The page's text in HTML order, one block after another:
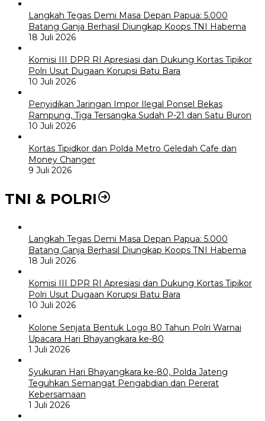
Langkah Tegas Demi Masa Depan Papua: 5.000
Batang Ganja Berhasil Diungkap Koops TNI Habema
18 Juli 2026
Komisi III DPR RI Apresiasi dan Dukung Kortas Tipikor
Polri Usut Dugaan Korupsi Batu Bara
10 Juli 2026
Penyidikan Jaringan Impor Ilegal Ponsel Bekas
Rampung, Tiga Tersangka Sudah P-21 dan Satu Buron
10 Juli 2026
Kortas Tipidkor dan Polda Metro Geledah Cafe dan
Money Changer
9 Juli 2026
TNI & POLRI
Langkah Tegas Demi Masa Depan Papua: 5.000
Batang Ganja Berhasil Diungkap Koops TNI Habema
18 Juli 2026
Komisi III DPR RI Apresiasi dan Dukung Kortas Tipikor
Polri Usut Dugaan Korupsi Batu Bara
10 Juli 2026
Kolone Senjata Bentuk Logo 80 Tahun Polri Warnai
Upacara Hari Bhayangkara ke-80
1 Juli 2026
Syukuran Hari Bhayangkara ke-80, Polda Jateng
Teguhkan Semangat Pengabdian dan Pererat
Kebersamaan
1 Juli 2026